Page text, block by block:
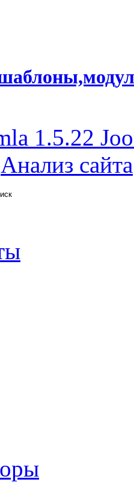
1.5.22
Анализ сайта